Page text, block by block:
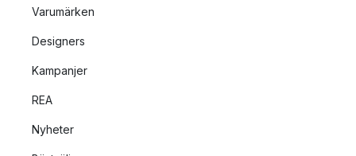
Varumärken
Designers
Kampanjer
REA
Nyheter